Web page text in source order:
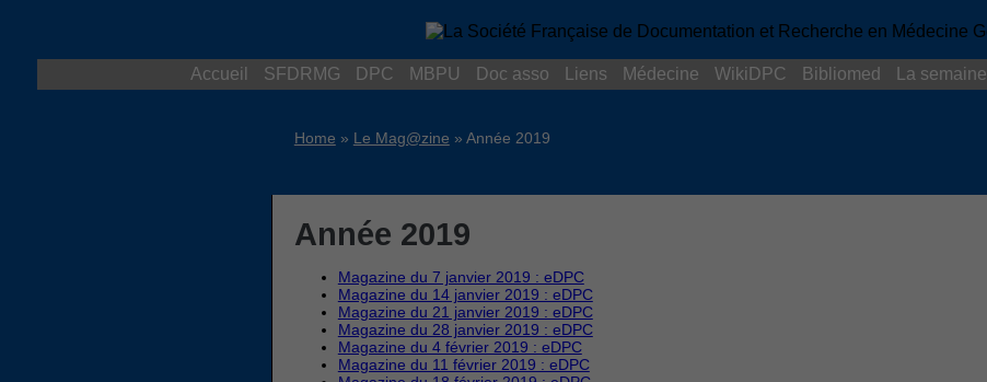
Accueil SFDRMG DPC MBPU Doc asso Liens Médecine WikiDPC Bibliomed La semaine
Home » Le Mag@zine » Année 2019
Année 2019
Magazine du 7 janvier 2019 : eDPC
Magazine du 14 janvier 2019 : eDPC
Magazine du 21 janvier 2019 : eDPC
Magazine du 28 janvier 2019 : eDPC
Magazine du 4 février 2019 : eDPC
Magazine du 11 février 2019 : eDPC